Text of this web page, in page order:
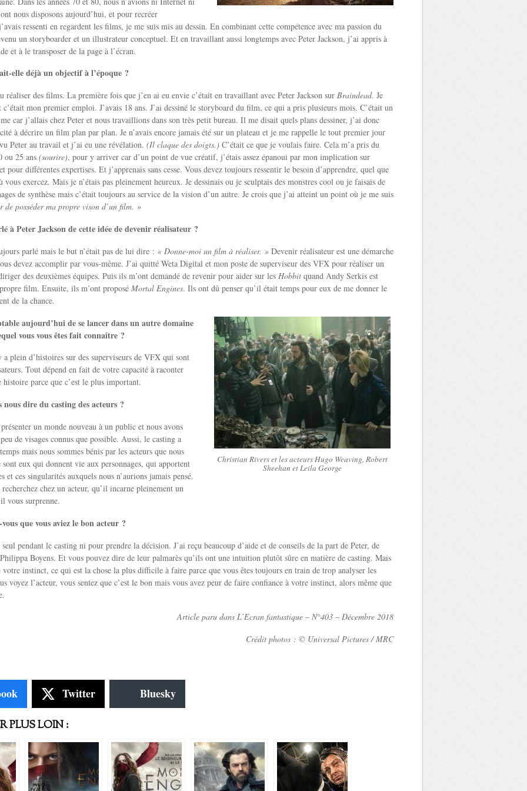
nous disposons aujourd’hui, et pour recréer
ressenti en regardent les films, je me suis mis au dessin. En combinant cette compétence avec ma passion du
un storyboarder et un illustrateur conceptuel. Et en travaillant aussi longtemps avec Peter Jackson, j’ai appris à
et à le transposer de la page à l’écran.
elle déjà un objectif à l’époque ?
réaliser des films. La première fois que j’en ai eu envie c’était en travaillant avec Peter Jackson sur Braindead. Je
c’était mon premier emploi. J’avais 18 ans. J’ai dessiné le storyboard du film, ce qui a pris plusieurs mois. C’était un
car j’allais chez Peter et nous travaillions dans son très petit bureau. Il me disait quels plans dessiner, j’ai donc
à décrire un film plan par plan. Je n’avais encore jamais été sur un plateau et je me rappelle le tout premier jour
Peter au travail et j’ai eu une révélation. (Il claque des doigts.) C’était ce que je voulais faire. Cela m’a pris du
ou 25 ans (sourire), pour y arriver car d’un point de vue créatif, j’étais assez épanoui par mon implication sur
pour différentes expertises. Et j’apprenais sans cesse. Vous devez toujours ressentir le besoin d’apprendre, quel que
vous exercez. Mais je n’étais pas pleinement heureux. Je dessinais ou je sculptais des monstres cool ou je faisais de
de synthèse mais c’était toujours au service de la vision d’un autre. Je crois que j’ai atteint un point où je me suis
de posséder ma propre vison d’un film. »
à Peter Jackson de cette idée de devenir réalisateur ?
parlé mais le but n’était pas de lui dire : « Donne-moi un film à réaliser. » Devenir réalisateur est une démarche
devez accomplir par vous-même. J’ai quitté Weta Digital et mon poste de superviseur des VFX pour réaliser un
des deuxièmes équipes. Puis ils m’ont demandé de revenir pour aider sur les Hobbit quand Andy Serkis est
film. Ensuite, ils m’ont proposé Mortal Engines. Ils ont dû penser qu’il était temps pour eux de me donner le
de la chance.
Christian Rivers et les acteurs Hugo Weaving, Robert
Sheehan et Leila George
aujourd’hui de se lancer dans un autre domaine
vous vous êtes fait connaître ?
a plein d’histoires sur des superviseurs de VFX qui sont
Tout dépend en fait de votre capacité à raconter
histoire parce que c’est le plus important.
nous dire du casting des acteurs ?
présenter un monde nouveau à un public et nous avons
de visages connus que possible. Aussi, le casting a
mais nous sommes bénis par les acteurs que nous
sont eux qui donnent vie aux personnages, qui apportent
et ces singularités auxquels nous n’aurions jamais pensé.
recherchez chez un acteur, qu’il incarne pleinement un
vous surprenne.
que vous aviez le bon acteur ?
seul pendant le casting ni pour prendre la décision. J’ai reçu beaucoup d’aide et de conseils de la part de Peter, de
Boyens. Et vous pouvez dire de leur palmarès qu’ils ont une intuition plutôt sûre en matière de casting. Mais
votre instinct, ce qui est la chose la plus difficile à faire parce que vous êtes toujours en train de trop analyser les
voyez l’acteur, vous sentez que c’est le bon mais vous avez peur de faire confiance à votre instinct, alors même que
Article paru dans L’Ecran fantastique – N°403 – Décembre 2018
Crédit photos : © Universal Pictures / MRC
Twitter Bluesky
PLUS LOIN :